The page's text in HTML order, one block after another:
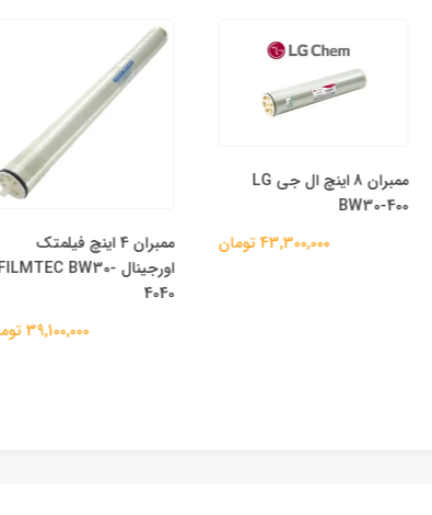
ممبران 8 اینچ ال جی LG
BW30-400
43,300,000 تومان
ممبران 4 اینچ فیلمتک
اورجینال FILMTEC BW30-
4040
39,100,000 تومان